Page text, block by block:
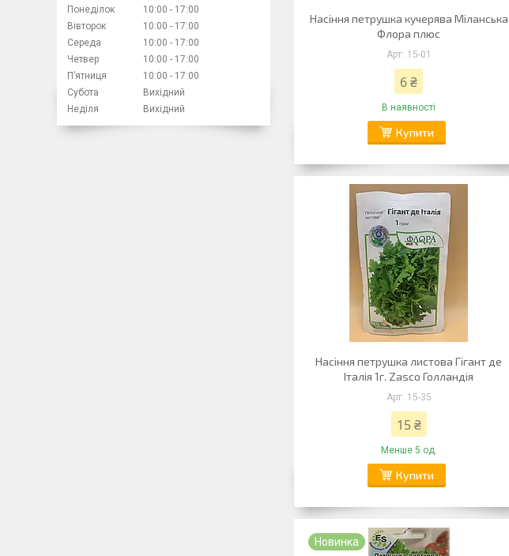
Насіння петрушка кучерява Міланська
Флора плюс
15-01
6 ₴
В наявності
Купити
Насіння петрушка листова Гігант де
Італія 1г. Zasco Голландія
15-35
15 ₴
Менше 5 од.
Купити
Новинка
Понеділок 10:00
17:00
Вівторок
10:00
17:00
Середа
10:00
17:00
Четвер
10:00
17:00
Пʼятниця
10:00
17:00
Субота
Вихідний
Неділя
Вихідний